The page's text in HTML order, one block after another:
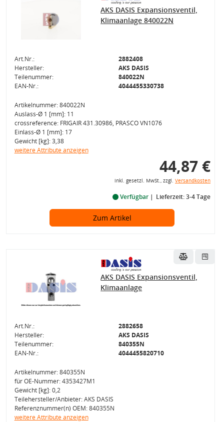
AKS DASIS Expansionsventil,
Klimaanlage 840022N
Art.Nr.:
2882408
Hersteller:
AKS DASIS
Teilenummer:
840022N
EAN-Nr.:
4044455330738
Artikelnummer: 840022N
Auslass-Ø 1 [mm]: 11
crossreference: FRIGAIR 431.30986, PRASCO VN1076
Einlass-Ø 1 [mm]: 17
Gewicht [kg]: 3,38
weitere Attribute anzeigen
44,87 €
inkl. gesetzl. MwSt., zzgl. Versandkosten
Verfügbar Lieferzeit: 3-4 Tage
Zum Artikel
AKS DASIS Expansionsventil,
Klimaanlage
Art.Nr.:
2882658
Hersteller:
AKS DASIS
Teilenummer:
840355N
EAN-Nr.:
4044455820710
Artikelnummer: 840355N
für OE-Nummer: 4353427M1
Gewicht [kg]: 0,2
Teilehersteller/Anbieter: AKS DASIS
Referenznummer(n) OEM: 840355N
weitere Attribute anzeigen